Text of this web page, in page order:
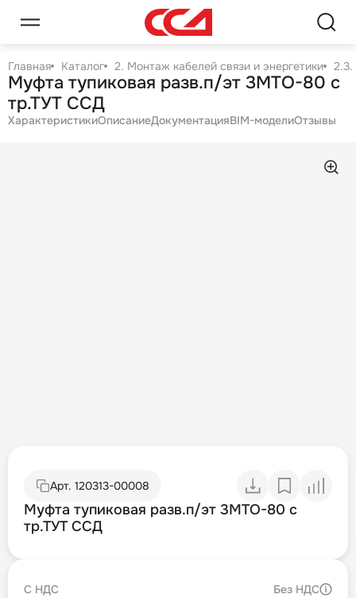
Главная Каталог 2. Монтаж кабелей связи и энергетики 2.3.
Муфта тупиковая разв.п/эт 3МТО-80 с
тр.ТУТ ССД
ХарактеристикиОписаниеДокументацияBIM-моделиОтзывы
Арт. 120313-00008
Муфта тупиковая разв.п/эт 3МТО-80 с
тр.ТУТ ССД
С НДС Без НДС